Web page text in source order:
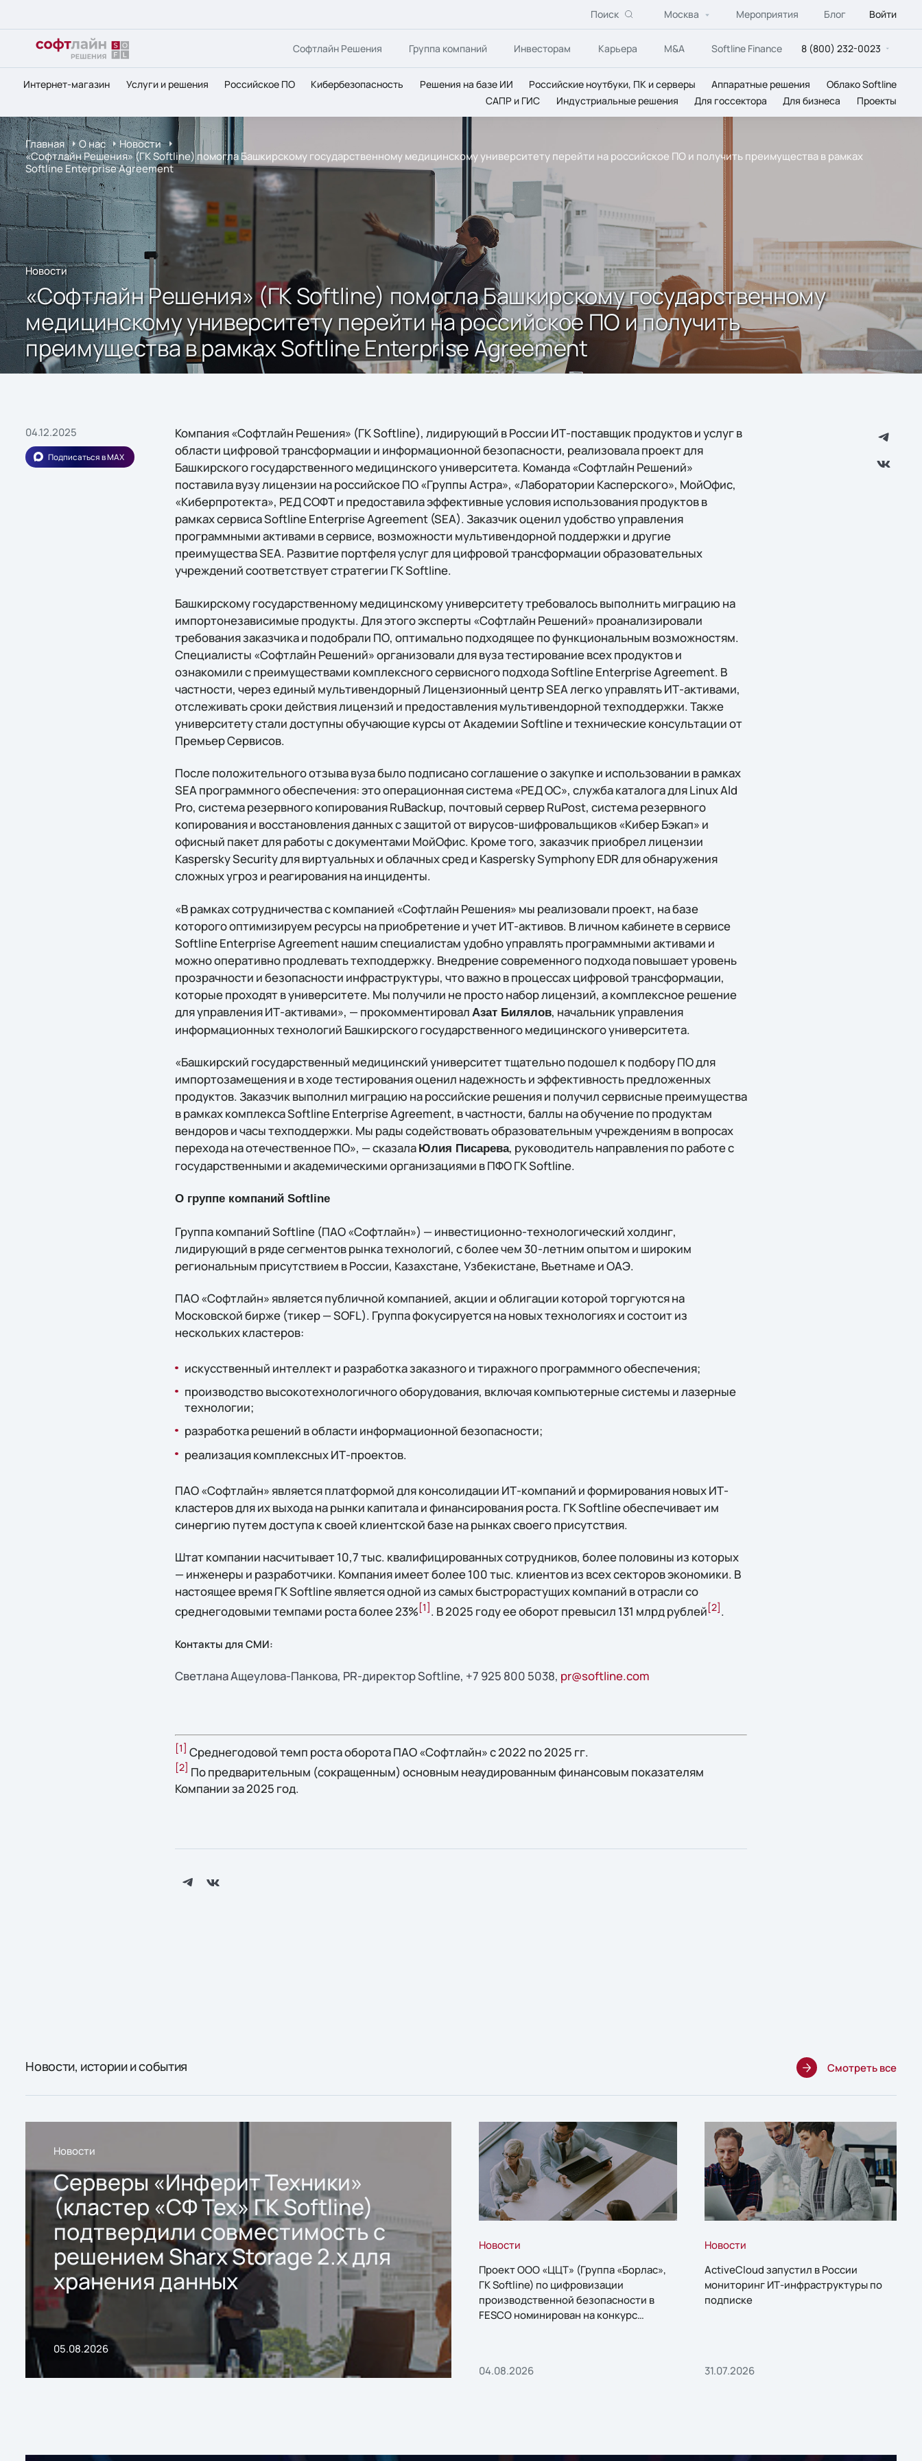
Поиск Москва Мероприятия Блог Войти
Софтлайн Решения Группа компаний Инвесторам Карьера M&A Softline Finance 8 (800) 232-0023
Интернет-магазин Услуги и решения Российское ПО Кибербезопасность Решения на базе ИИ Российские ноутбуки, ПК и серверы Аппаратные решения
Облако Softline
САПР и ГИС
Индустриальные решения Для госсектора Для бизнеса Проекты
Главная О нас
Новости
«Софтлайн Решения» (ГК Softline) помогла Башкирскому государственному медицинскому университету перейти на российское ПО и получить преимущества в рамках
Softline Enterprise Agreement
Новости
«Софтлайн Решения» (ГК Softline) помогла Башкирскому государственному
медицинскому университету перейти на российское ПО и получить
преимущества в рамках Softline Enterprise Agreement
04.12.2025
Подписаться в MAX
Компания «Софтлайн Решения» (ГК Softline), лидирующий в России ИТ-поставщик продуктов и услуг в
области цифровой трансформации и информационной безопасности, реализовала проект для
Башкирского государственного медицинского университета. Команда «Софтлайн Решений»
поставила вузу лицензии на российское ПО «Группы Астра», «Лаборатории Касперского», МойОфис,
«Киберпротекта», РЕД СОФТ и предоставила эффективные условия использования продуктов в
рамках сервиса Softline Enterprise Agreement (SEA). Заказчик оценил удобство управления
программными активами в сервисе, возможности мультивендорной поддержки и другие
преимущества SEA. Развитие портфеля услуг для цифровой трансформации образовательных
учреждений соответствует стратегии ГК Softline.
Башкирскому государственному медицинскому университету требовалось выполнить миграцию на
импортонезависимые продукты. Для этого эксперты «Софтлайн Решений» проанализировали
требования заказчика и подобрали ПО, оптимально подходящее по функциональным возможностям.
Специалисты «Софтлайн Решений» организовали для вуза тестирование всех продуктов и
ознакомили с преимуществами комплексного сервисного подхода Softline Enterprise Agreement. В
частности, через единый мультивендорный Лицензионный центр SEA легко управлять ИТ-активами,
отслеживать сроки действия лицензий и предоставления мультивендорной техподдержки. Также
университету стали доступны обучающие курсы от Академии Softline и технические консультации от
Премьер Сервисов.
После положительного отзыва вуза было подписано соглашение о закупке и использовании в рамках
SEA программного обеспечения: это операционная система «РЕД ОС», служба каталога для Linux Ald
Pro, система резервного копирования RuBackup, почтовый сервер RuPost, система резервного
копирования и восстановления данных с защитой от вирусов-шифровальщиков «Кибер Бэкап» и
офисный пакет для работы с документами МойОфис. Кроме того, заказчик приобрел лицензии
Kaspersky Security для виртуальных и облачных сред и Kaspersky Symphony EDR для обнаружения
сложных угроз и реагирования на инциденты.
«В рамках сотрудничества с компанией «Софтлайн Решения» мы реализовали проект, на базе
которого оптимизируем ресурсы на приобретение и учет ИТ-активов. В личном кабинете в сервисе
Softline Enterprise Agreement нашим специалистам удобно управлять программными активами и
можно оперативно продлевать техподдержку. Внедрение современного подхода повышает уровень
прозрачности и безопасности инфраструктуры, что важно в процессах цифровой трансформации,
которые проходят в университете. Мы получили не просто набор лицензий, а комплексное решение
для управления ИТ-активами», — прокомментировал Азат Билялов, начальник управления
информационных технологий Башкирского государственного медицинского университета.
«Башкирский государственный медицинский университет тщательно подошел к подбору ПО для
импортозамещения и в ходе тестирования оценил надежность и эффективность предложенных
продуктов. Заказчик выполнил миграцию на российские решения и получил сервисные преимущества
в рамках комплекса Softline Enterprise Agreement, в частности, баллы на обучение по продуктам
вендоров и часы техподдержки. Мы рады содействовать образовательным учреждениям в вопросах
перехода на отечественное ПО», — сказала Юлия Писарева, руководитель направления по работе с
государственными и академическими организациями в ПФО ГК Softline.
О группе компаний Softline
Группа компаний Softline (ПАО «Софтлайн») — инвестиционно-технологический холдинг,
лидирующий в ряде сегментов рынка технологий, c более чем 30-летним опытом и широким
региональным присутствием в России, Казахстане, Узбекистане, Вьетнаме и ОАЭ.
ПАО «Софтлайн» является публичной компанией, акции и облигации которой торгуются на
Московской бирже (тикер — SOFL). Группа фокусируется на новых технологиях и состоит из
нескольких кластеров:
искусственный интеллект и разработка заказного и тиражного программного обеспечения;
производство высокотехнологичного оборудования, включая компьютерные системы и лазерные
технологии;
разработка решений в области информационной безопасности;
реализация комплексных ИТ-проектов.
ПАО «Софтлайн» является платформой для консолидации ИТ-компаний и формирования новых ИТ-
кластеров для их выхода на рынки капитала и финансирования роста. ГК Softline обеспечивает им
синергию путем доступа к своей клиентской базе на рынках своего присутствия.
Штат компании насчитывает 10,7 тыс. квалифицированных сотрудников, более половины из которых
— инженеры и разработчики. Компания имеет более 100 тыс. клиентов из всех секторов экономики. В
настоящее время ГК Softline является одной из самых быстрорастущих компаний в отрасли со
среднегодовыми темпами роста более 23%[1]. В 2025 году ее оборот превысил 131 млрд рублей[2].
Контакты для СМИ:
Светлана Ащеулова-Панкова, PR-директор Softline, +7 925 800 5038, pr@softline.com
[1] Среднегодовой темп роста оборота ПАО «Софтлайн» с 2022 по 2025 гг.
[2] По предварительным (сокращенным) основным неаудированным финансовым показателям
Компании за 2025 год.
Новости, истории и события Смотреть все
Новости
Серверы «Инферит Техники»
(кластер «СФ Тех» ГК Softline)
подтвердили совместимость с
решением Sharx Storage 2.x для
хранения данных
05.08.2026
Новости
Проект ООО «ЦЦТ» (Группа «Борлас»,
ГК Softline) по цифровизации
производственной безопасности в
FESCO номинирован на конкурс
04.08.2026
Новости
ActiveCloud запустил в России
мониторинг ИТ-инфраструктуры по
подписке
31.07.2026